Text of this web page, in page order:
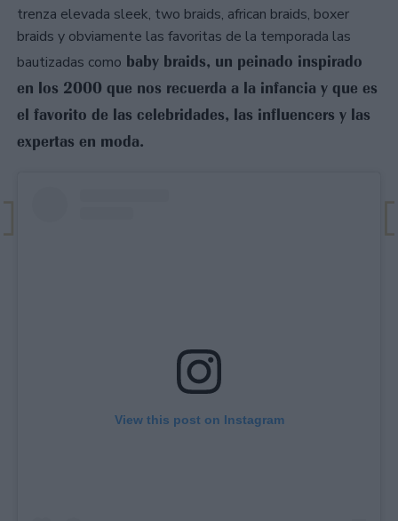
trenza elevada sleek, two braids, african braids, boxer
braids y obviamente las favoritas de la temporada las
bautizadas como baby braids, un peinado inspirado
en los 2000 que nos recuerda a la infancia y que es
el favorito de las celebridades, las influencers y las
expertas en moda.
View this post on Instagram